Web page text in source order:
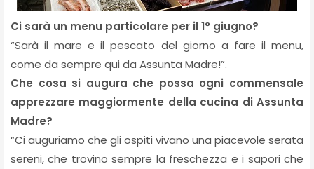
Ci sarà un menu particolare per il 1° giugno?
“Sarà il mare e il pescato del giorno a fare il menu,
come da sempre qui da Assunta Madre!”.
Che cosa si augura che possa ogni commensale
apprezzare maggiormente della cucina di Assunta
Madre?
“Ci auguriamo che gli ospiti vivano una piacevole serata
sereni, che trovino sempre la freschezza e i sapori che